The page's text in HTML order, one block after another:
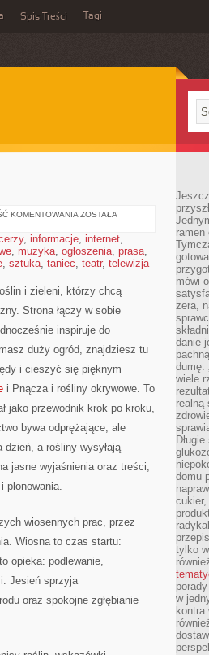
Spis Treści Tagi
KOMENTOWANIA OGRODY
JAPOŃSKIM
ZOSTAŁA
, informacje, internet,
, muzyka, ogłoszenia, prasa,
, sztuka, taniec, teatr, telewizja
i zieleni, którzy chcą
Strona łączy w sobie
inspiruje do
duży ogród, znajdziesz tu
i cieszyć się pięknym
i Pnącza i rośliny okrywowe. To
jako przewodnik krok po kroku,
bywa odprężające, ale
a rośliny wysyłają
jasne wyjaśnienia oraz treści,
plonowania.
wiosennych prac, przez
Wiosna to czas startu:
opieka: podlewanie,
Jesień sprzyja
oraz spokojne zgłębianie
ramen
mówi
zera,
danie
dumę:
wiele
realną
domu
cukier,
tylko
w
kontra